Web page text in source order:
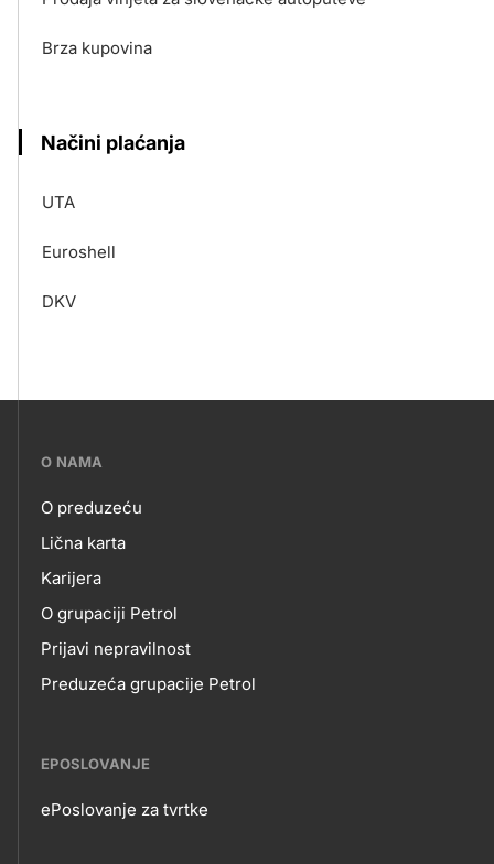
Brza kupovina
Načini plaćanja
UTA
Euroshell
DKV
???
skupno.footer-
title???
O NAMA
O
NAMA
O preduzeću
Lična karta
Karijera
O grupaciji Petrol
Prijavi nepravilnost
Preduzeća grupacije Petrol
EPOSLOVANJE
ePoslovanje za tvrtke